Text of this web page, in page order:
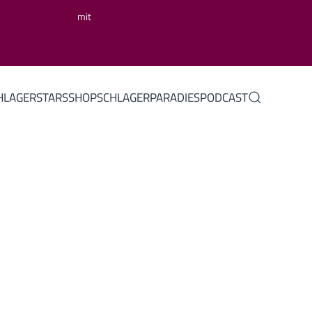
mit
SHOPSCHLAGERPARADIESPODCAST